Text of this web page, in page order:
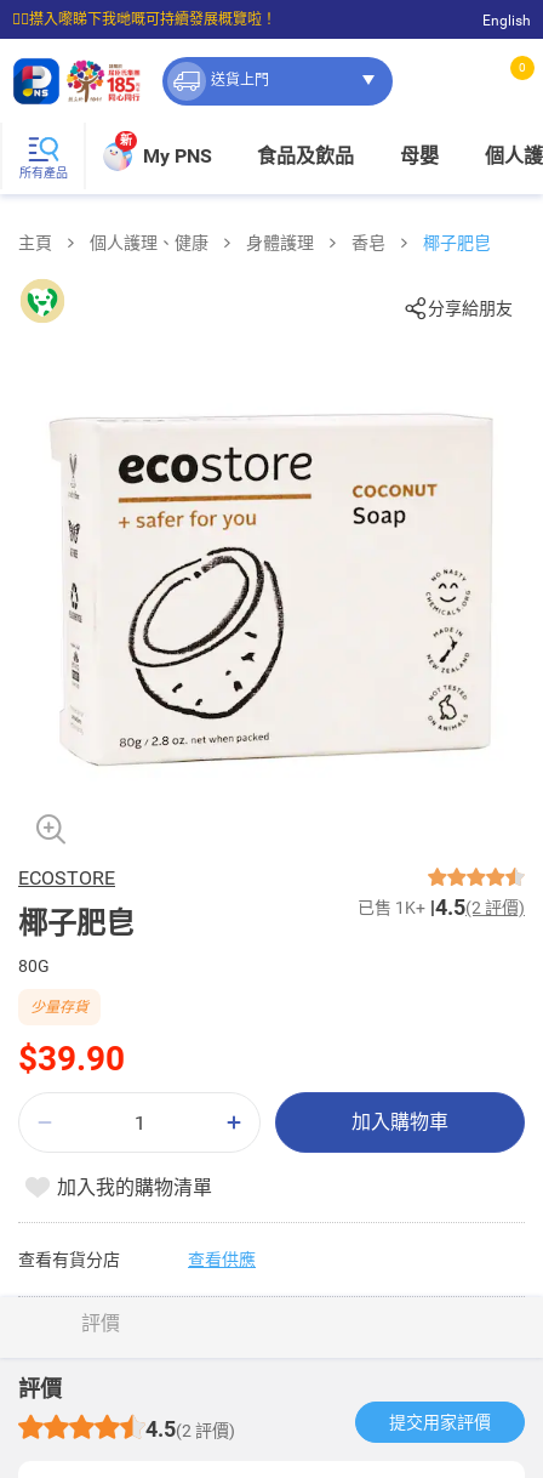
☝🏼㩒入嚟睇下我哋嘅可持續發展概覽啦！
⭐購物滿$399即享免費送貨；滿$100即可免費店取。
English
送貨上門
0
所有產品
新
My PNS 食品及飲品 母嬰 個人
主頁 個人護理、健康 身體護理 香皂 椰子肥皀
分享給朋友
ECOSTORE
椰子肥皀 已售 1K+ 4.5(2 評價)
80G
$39.90
少量存貨
加入購物車
加入我的購物清單
查看有貨分店 查看供應
評價
評價
4.5(2 評價) 提交用家評價​